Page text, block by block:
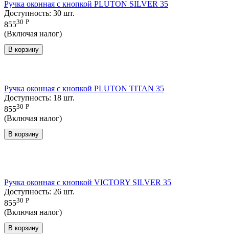
Ручка оконная с кнопкой PLUTON SILVER 35
Доступность: 30 шт.
85530 Р
(Включая налог)
В корзину
Ручка оконная с кнопкой PLUTON TITAN 35
Доступность: 18 шт.
85530 Р
(Включая налог)
В корзину
Ручка оконная с кнопкой VICTORY SILVER 35
Доступность: 26 шт.
85530 Р
(Включая налог)
В корзину